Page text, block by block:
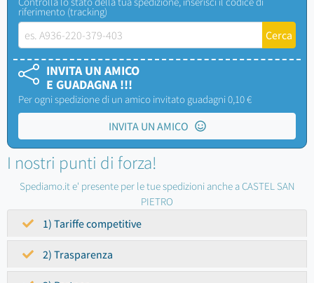
riferimento (tracking)
INVITA UN AMICO
E GUADAGNA !!!
Per ogni spedizione di un amico invitato guadagni 0,10 €
INVITA UN AMICO
I nostri punti di forza!
Spediamo.it e' presente per le tue spedizioni anche a CASTEL SAN
PIETRO
1) Tariffe competitive
2) Trasparenza